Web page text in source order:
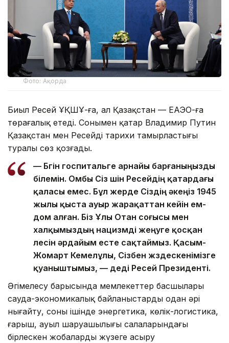
Фото: Ақорда
Биыл Ресей ҰҚШҰ-ға, ал Қазақстан — ЕАЭО-ға
төрағалық етеді. Сонымен қатар Владимир Путин
Қазақстан мен Ресейдің тарихи тамырластығы
туралы сөз қозғады.
— Бүгін госпитальге арнайы барғаныңызды
білемін. Омбы Сіз үшін Ресейдің қатардағы
қаласы емес. Бұл жерде Сіздің әкеңіз 1945
жылы қыста ауыр жарақаттан кейін ем-
дом алған. Біз Ұлы Отан соғысы мен
халқымыздың нацизмді жеңуге қосқан
үлесін әрдайым есте сақтаймыз. Қасым-
Жомарт Кемелұлы, Сізбен жүздескенімізге
қуаныштымыз, — деді Ресей Президенті.
Әңгімелесу барысында мемлекеттер басшылары
сауда-экономикалық байланыстарды одан әрі
нығайту, соның ішінде энергетика, көлік-логистика,
ғарыш, ауыл шаруашылығы салаларындағы
бірлескен жобаларды жүзеге асыру